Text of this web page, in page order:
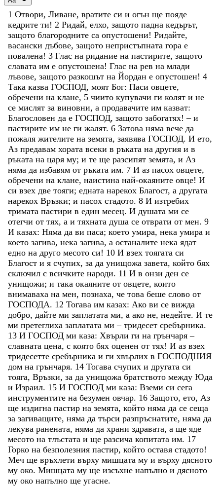
1 Отвори, Ливане, вратите си и огън ще пояде
кедрите ти! 2 Ридай, елхо, защото падна кедърът,
защото благородните са опустошени! Ридайте,
васански дъбове, защото непристъпната гора е
повалена! 3 Глас на ридание на пастирите, защото
славата им е опустошена! Глас на рев на млади
лъвове, защото разкошът на Йордан е опустошен! 4
Така казва ГОСПОД, моят Бог: Паси овцете,
обречени на клане, 5 чиито купувачи ги колят и не
се мислят за виновни, а продавачите им казват:
Благословен да е ГОСПОД, защото забогатях!– и
пастирите им не ги жалят. 6 Затова няма вече да
пожаля жителите на земята, заявява ГОСПОД. И ето,
Аз предавам хората всеки в ръката на другия и в
ръката на царя му; и те ще разсипят земята, и Аз
няма да избавям от ръката им. 7 И аз пасох овцете,
обречени на клане, наистина най-окаяните овце! И
си взех две тояги; едната нарекох Благост, а другата
нарекох Връзки; и пасох стадото. 8 И изтребих
тримата пастири в един месец. И душата ми се
отегчи от тях, а и тяхната душа се отврати от мен. 9
И казах: Няма да ви паса; което умира, нека умира и
което загива, нека загива, а останалите нека ядат
едно на друго месото си! 10 И взех тоягата си
Благост и я счупих, за да унищожа завета, който бях
сключил с всичките народи. 11 И в онзи ден се
унищожи; и така окаяните от овцете, които
внимаваха на мен, познаха, че това беше слово от
ГОСПОДА. 12 Тогава им казах: Ако ви се вижда
добро, дайте ми заплатата ми, а ако не, недейте. И те
ми претеглиха заплатата ми– тридесет сребърника.
13 И ГОСПОД ми каза: Хвърли ги на грънчаря–
славната цена, с която бях оценен от тях! И аз взех
тридесетте сребърника и ги хвърлих в ГОСПОДНИЯ
дом на грънчаря. 14 Тогава счупих и другата си
тояга, Връзки, за да унищожа братството между Юда
и Израил. 15 И ГОСПОД ми каза: Вземи си сега
инструментите на безумен овчар. 16 Защото, ето, Аз
ще издигна пастир на земята, който няма да се сеща
за загиващите, няма да търси разпръснатите, няма да
лекува ранената, няма да храни здравата, а ще яде
месото на тлъстата и ще разсича копитата им. 17
Горко на безполезния пастир, който оставя стадото!
Меч ще връхлети върху мишцата му и върху дясното
му око. Мишцата му ще изсъхне напълно и дясното
му око напълно ще угасне.